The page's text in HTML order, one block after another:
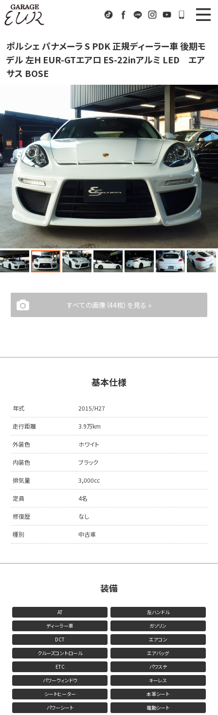
TikTokFacebook
LINE InstagramYoutube072-
News
ニュース
Stock List
在庫車情報
EUR Sports
Factory
工場紹介
Company
会社概要
Access
アクセス
Contact us
お問い合わせ
ポルシェ パナメーラ S PDK 正規ディーラー車 後期モ
デル 左H EUR-GTエアロ ES-22inアルミ LED エア
サス BOSE
すべての画像（44枚）を見る »
基本仕様
年式 2015/H27
走行距離 3.9万km
外装色 ホワイト
内装色 ブラック
排気量 3,000cc
定員 4名
修復歴 なし
種別 中古車
装備
AT
左ハンドル
ディーラー車
ガソリン
DCT
エアコン
クルーズコントロール
エアバッグ
ETC
パワステ
パワーウィンドウ
キーレス
シートヒーター
本革シート
パワーシート
電動シート